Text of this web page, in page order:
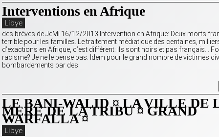
Interventions en Afrique
Libye
des brèves de JeMi 16/12/2013 Intervention en Afrique: Deux morts
terrible pour les familles. Le traitement médiatique des centaines,
d’exactions en Afrique, c’est différent: ils sont noirs et pas français…
racisme? Je ne le pense pas. Idem pour le grand nombre de victimes
bombardements par des
LE BANI-WALID ¤ LA VILLE DE
MERE DE LA TRIBU ¤ GRAND
WARFALLA ¤
Libye